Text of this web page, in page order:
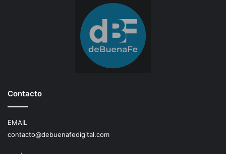
Contacto
EMAIL
contacto@debuenafedigital.com